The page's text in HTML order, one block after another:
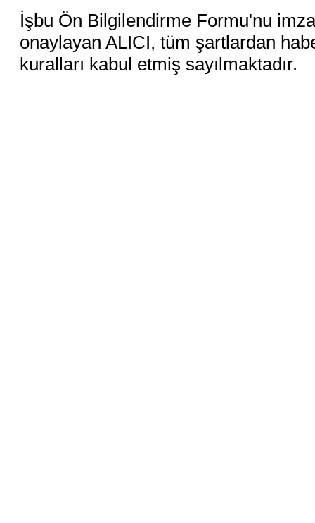
İşbu Ön Bilgilendirme Formu'nu
onaylayan ALICI, tüm şartlardan
kuralları kabul etmiş sayılmaktadır.